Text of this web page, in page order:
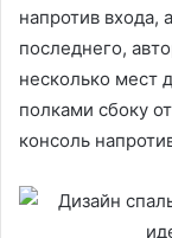
напротив входа,
последнего,
несколько мест
полками сбоку
консоль